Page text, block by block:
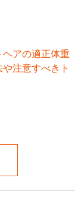
ヘアの適正体重
注意すべきト